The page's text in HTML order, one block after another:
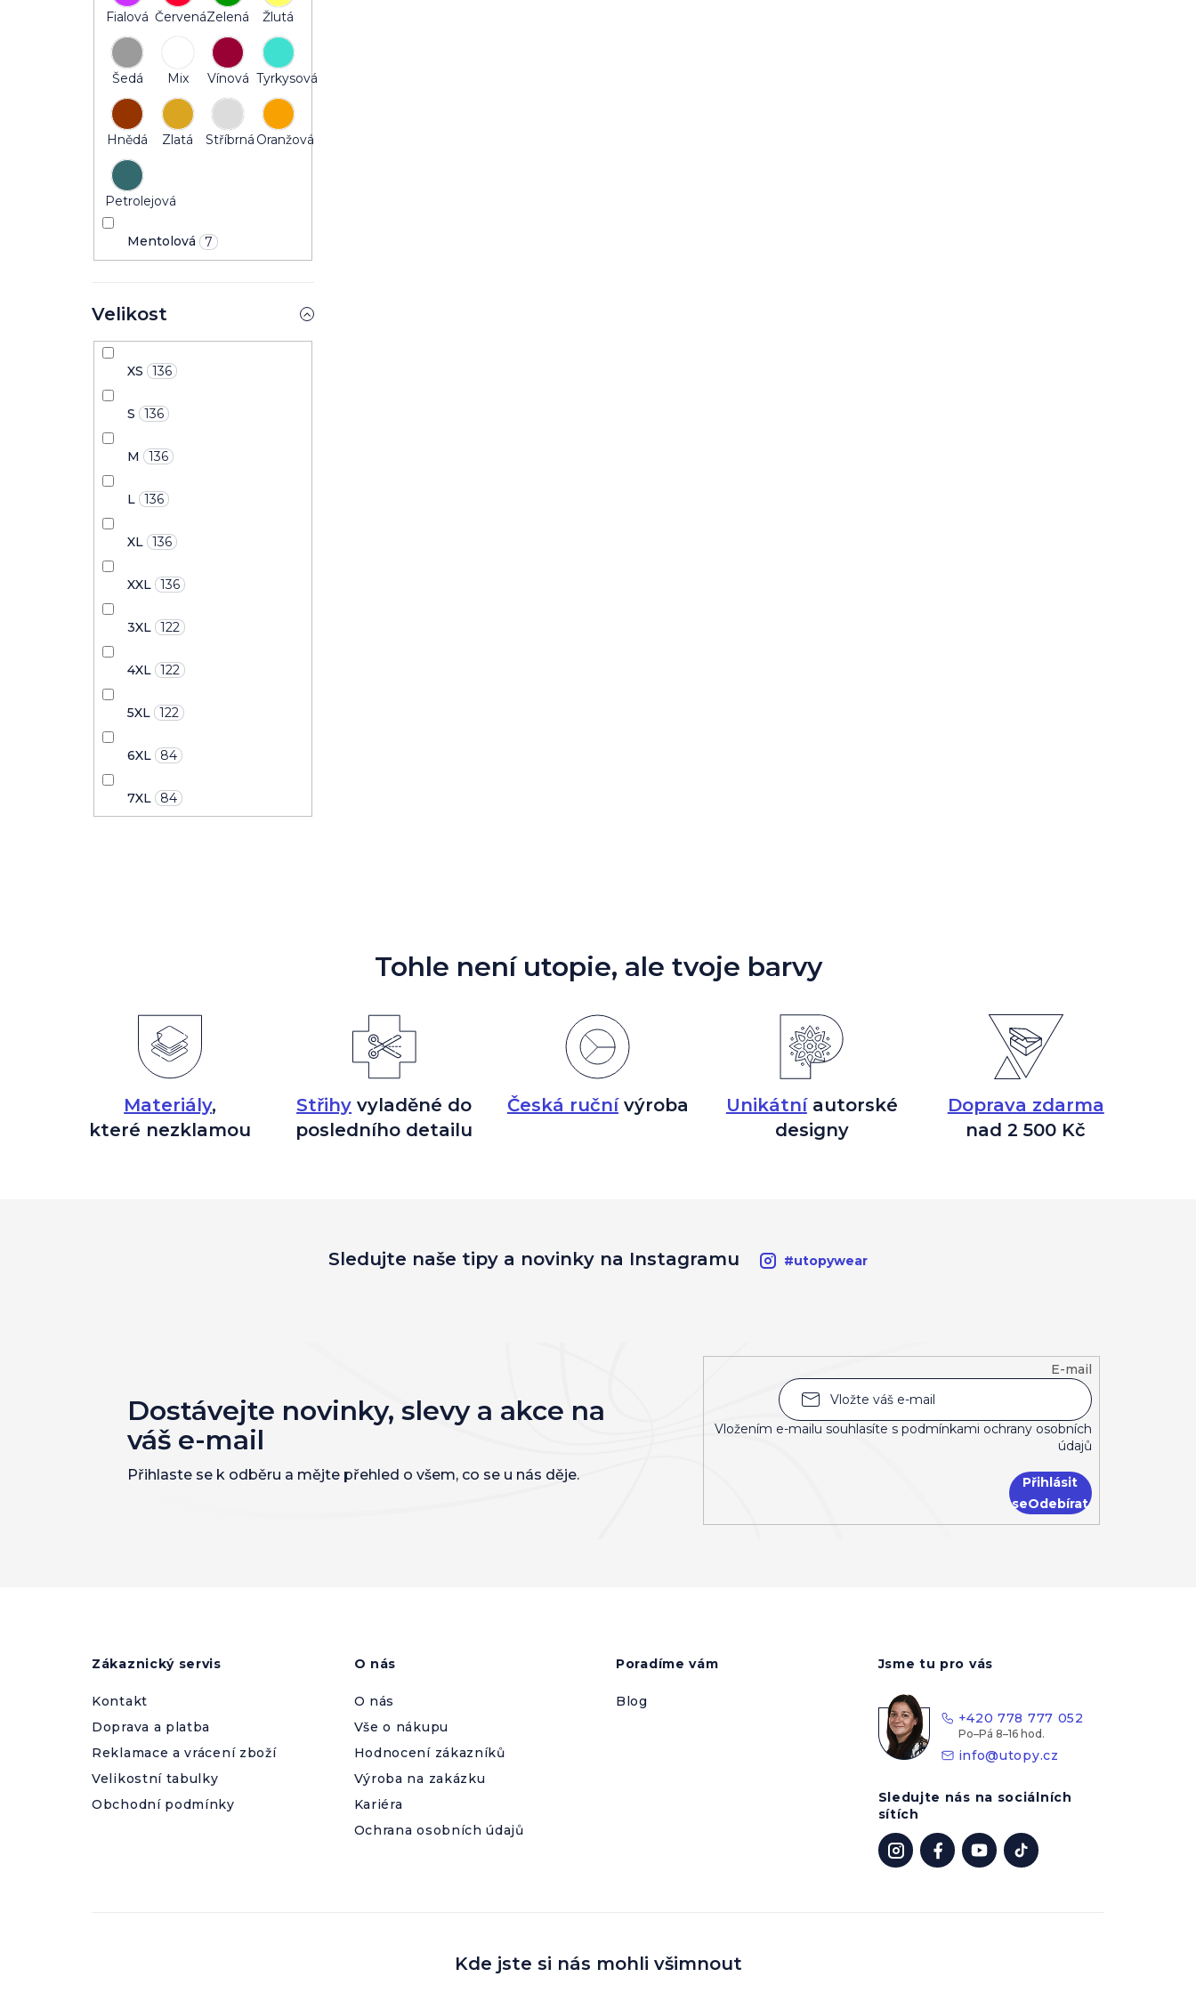
Fialová ČervenáZelená Žlutá
Šedá Mix Vínová Tyrkysová
Hnědá Zlatá Stříbrná Oranžová
Petrolejová
Mentolová 7
Velikost
XS 136
S 136
M 136
L 136
XL 136
XXL 136
3XL 122
4XL 122
5XL 122
6XL 84
7XL 84
Tohle není utopie, ale tvoje barvy
Materiály,
které nezklamou
Střihy vyladěné do
posledního detailu
Česká ručnívýroba Unikátníautorské
designy
Doprava zdarma
nad 2 500 Kč
Sledujte naše tipy a novinky na Instagramu #utopywear
E-mail
Vložením e-mailu souhlasíte s podmínkami ochrany osobních
údajů
Přihlásit
se
Dostávejte novinky, slevy a akce na
váš e-mail
Přihlaste se k odběru a mějte přehled o všem, co se u nás děje.
Zákaznický servis
Kontakt
Doprava a platba
Reklamace a vrácení zboží
Velikostní tabulky
Obchodní podmínky
O nás
O nás
Vše o nákupu
Hodnocení zákazníků
Výroba na zakázku
Kariéra
Ochrana osobních údajů
Poradíme vám
Blog
Jsme tu pro vás
+420 778 777 052
info@utopy.cz
Sledujte nás na sociálních
sítích
Kde jste si nás mohli všimnout